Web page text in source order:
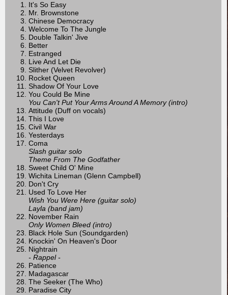
It's So Easy
Mr. Brownstone
Chinese Democracy
Welcome To The Jungle
Double Talkin' Jive
Better
Estranged
Live And Let Die
Slither (Velvet Revolver)
Rocket Queen
Shadow Of Your Love
You Could Be Mine
You Can't Put Your Arms Around A Memory (intro)
Attitude (Duff on vocals)
This I Love
Civil War
Yesterdays
Coma
Slash guitar solo
Theme From The Godfather
Sweet Child O' Mine
Wichita Lineman (Glenn Campbell)
Don't Cry
Used To Love Her
Wish You Were Here (guitar solo)
Layla (band jam)
November Rain
Only Women Bleed (intro)
Black Hole Sun (Soundgarden)
Knockin' On Heaven's Door
Nightrain
- Rappel -
Patience
Madagascar
The Seeker (The Who)
Paradise City